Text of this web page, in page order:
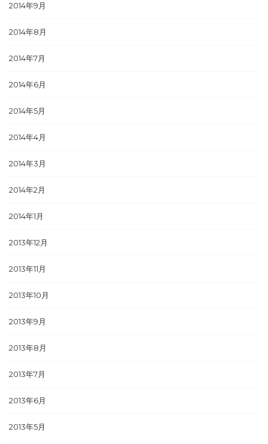
2014年9月
2014年8月
2014年7月
2014年6月
2014年5月
2014年4月
2014年3月
2014年2月
2014年1月
2013年12月
2013年11月
2013年10月
2013年9月
2013年8月
2013年7月
2013年6月
2013年5月